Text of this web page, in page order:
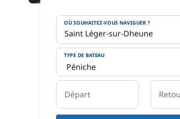
OÙ SOUHAITEZ-VOUS NAVIGUER ?
TYPE DE BATEAU
Départ